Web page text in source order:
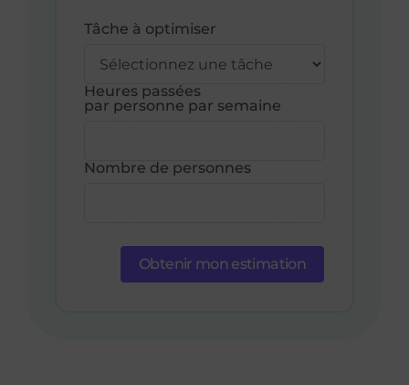
Tâche à optimiser
Heures passées
par personne par semaine
Nombre de personnes
Obtenir mon estimation